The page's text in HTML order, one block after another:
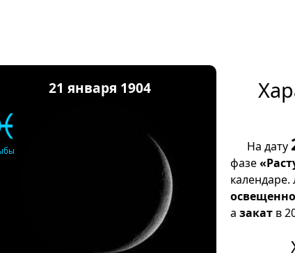
21 января 1904
На дату
фазе
календаре.
а закат в